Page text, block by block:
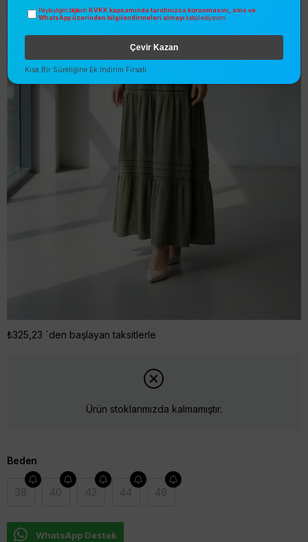
Naqshe Kat Kat Elbise Yeşil
₺325,23 `den başlayan taksitlerle
Ürün stoklarımızda kalmamıştır.
Beden
38 40 42 44 46
WhatsApp Destek
Paylaştığım bilgilerin KVKK kapsamında tarafınızca korunmasını, sms ve
WhatsApp üzerinden bilgilendirmeleri almayı kabul ediyorum.
Çevir Kazan
Kısa Bir Süreliğine Ek İndirim Fırsatı